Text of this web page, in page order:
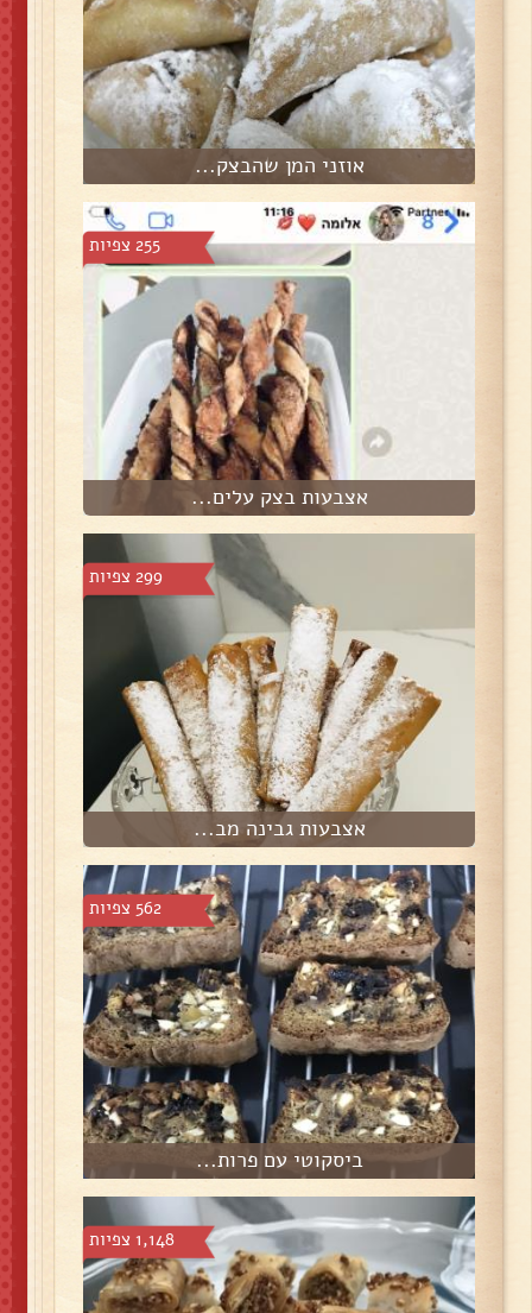
אוזני המן שהבצק...
255 צפיות
אצבעות בצק עלים...
299 צפיות
אצבעות גבינה מב...
562 צפיות
ביסקוטי עם פרות...
1,148 צפיות